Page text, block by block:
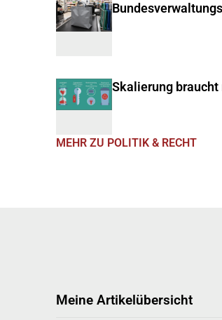
Skalierung
MEHR ZU POLITIK & RECHT
Meine Artikelübersicht